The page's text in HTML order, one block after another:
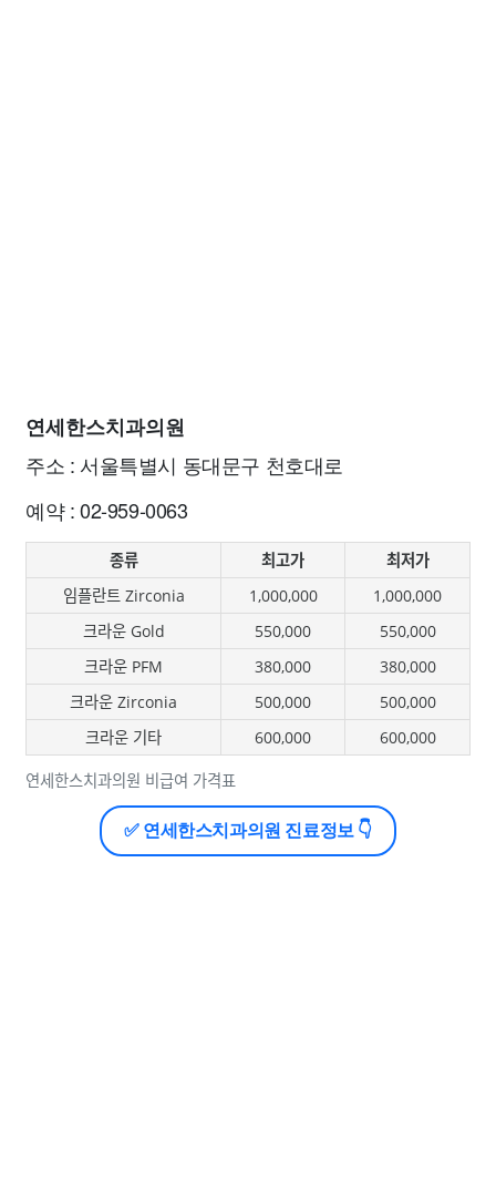
연세한스치과의원
주소 : 서울특별시 동대문구 천호대로
예약 : 02-959-0063
연세한스치과의원 비급여 가격표
종류 최고가
최저가
임플란트 Zirconia
1,000,000
1,000,000
크라운 Gold
550,000
550,000
크라운 PFM
380,000
380,000
크라운 Zirconia
500,000
500,000
크라운 기타
600,000 600,000
✅ 연세한스치과의원 진료정보 👇